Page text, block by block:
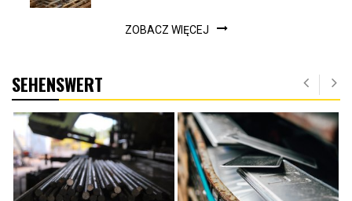
ZOBACZ WIĘCEJ
SEHENSWERT